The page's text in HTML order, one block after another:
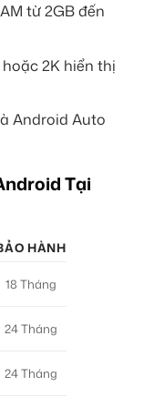
từ 2GB đến
2K hiển thị
Android Auto
Tại
HÀNH
18 Tháng
24 Tháng
24 Tháng